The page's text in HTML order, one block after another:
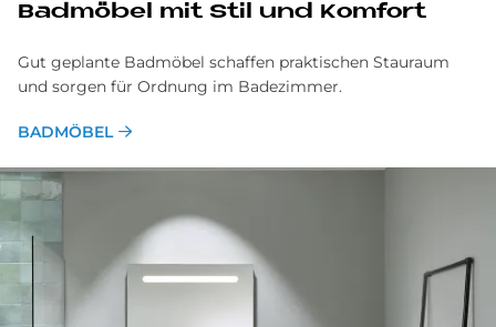
Bad­mö­bel mit Stil und Kom­fort
Gut geplante Badmöbel schaffen praktischen Stauraum
und sorgen für Ordnung im Badezimmer.
BADMÖBEL